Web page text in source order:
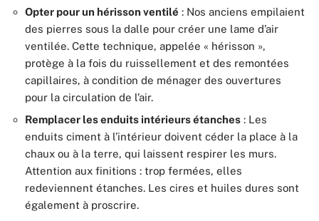
Opter pour un hérisson ventilé : Nos anciens empilaient
des pierres sous la dalle pour créer une lame d’air
ventilée. Cette technique, appelée « hérisson »,
protège à la fois du ruissellement et des remontées
capillaires, à condition de ménager des ouvertures
pour la circulation de l’air.
Remplacer les enduits intérieurs étanches : Les
enduits ciment à l’intérieur doivent céder la place à la
chaux ou à la terre, qui laissent respirer les murs.
Attention aux finitions : trop fermées, elles
redeviennent étanches. Les cires et huiles dures sont
également à proscrire.